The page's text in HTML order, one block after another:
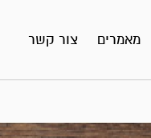
מאמרים צור קשר